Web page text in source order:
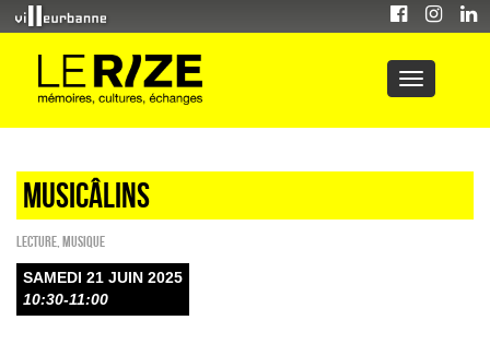
Musicâlins
Lecture Musique
SAMEDI 21 JUIN 2025
10:30-11:00